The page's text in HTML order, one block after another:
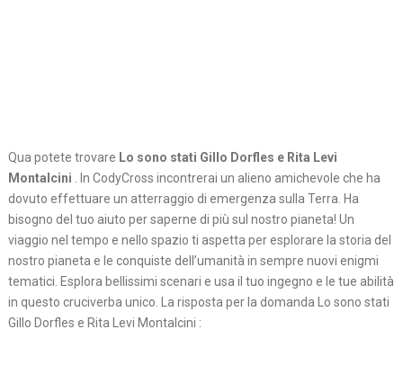
Qua potete trovare Lo sono stati Gillo Dorfles e Rita Levi
Montalcini . In CodyCross incontrerai un alieno amichevole che ha
dovuto effettuare un atterraggio di emergenza sulla Terra. Ha
bisogno del tuo aiuto per saperne di più sul nostro pianeta! Un
viaggio nel tempo e nello spazio ti aspetta per esplorare la storia del
nostro pianeta e le conquiste dell’umanità in sempre nuovi enigmi
tematici. Esplora bellissimi scenari e usa il tuo ingegno e le tue abilità
in questo cruciverba unico. La risposta per la domanda Lo sono stati
Gillo Dorfles e Rita Levi Montalcini :